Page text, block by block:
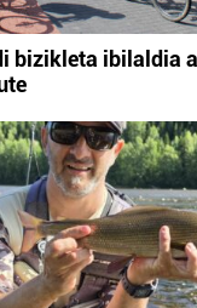
bizikleta ibilaldia